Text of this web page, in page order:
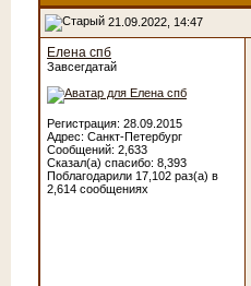
21.09.2022, 14:47
Елена спб
Завсегдатай
Регистрация: 28.09.2015
Адрес: Санкт-Петербург
Сообщений: 2,633
Сказал(а) спасибо: 8,393
Поблагодарили 17,102 раз(а) в
2,614 сообщениях